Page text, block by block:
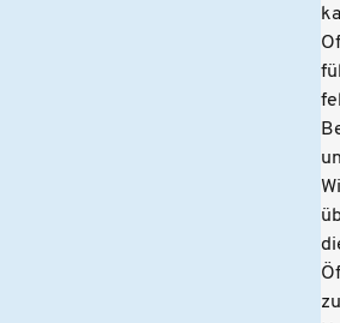
zu